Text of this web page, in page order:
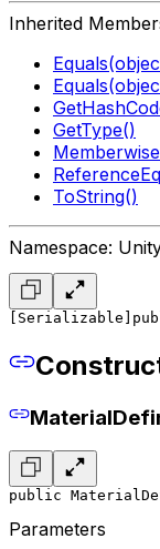
Inherited
GetType()
ToString()
Namespace:
[Serializable]
public
Parameters